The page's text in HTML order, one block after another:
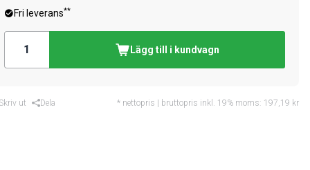
Fri leverans**
Lägg till i kundvagn
ut Dela * nettopris | bruttopris inkl. 19% moms: 197,19 kr